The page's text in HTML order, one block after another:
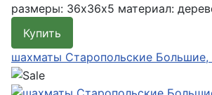
размеры: 36х36х5 материал:
Купить
шахматы Старопольские Большие,